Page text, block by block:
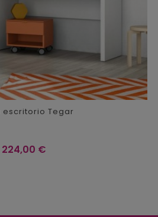
escritorio Tegar
Precio
224,00 €